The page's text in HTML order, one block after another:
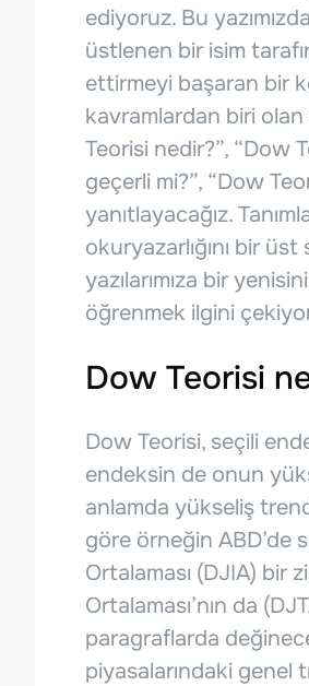
ediyoruz. Bu
üstlenen bir isim
ettirmeyi başaran bir
kavramlardan biri olan
Teorisi nedir?”, “Dow
geçerli mi?”, “Dow
yanıtlayacağız.
okuryazarlığını bir
yazılarımıza bir
öğrenmek ilgini
Dow Teorisi
Dow Teorisi, seçili
endeksin de onun
anlamda yükseliş
göre örneğin ABD’de
Ortalaması (DJIA) bir
Ortalaması’nın da
paragraflarda
piyasalarındaki genel